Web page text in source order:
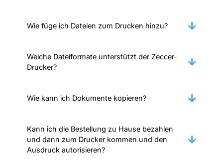
Wie füge ich Dateien zum Drucken hinzu?
Welche Dateiformate unterstützt der Zeccer-
Drucker?
Wie kann ich Dokumente kopieren?
Kann ich die Bestellung zu Hause bezahlen
und dann zum Drucker kommen und den
Ausdruck autorisieren?